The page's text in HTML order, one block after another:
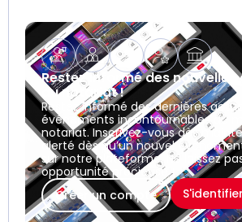
Restez informé des
du notariat !
Restez informé des dernières
événements incontournables du
notariat. Inscrivez-vous dès
alerté dès qu’un nouvel
sur notre plateforme. Ne laissez
opportunité précieuse !
Créer un compte
S'identifier